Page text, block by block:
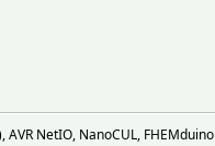
NetIO, NanoCUL, FHEMduino